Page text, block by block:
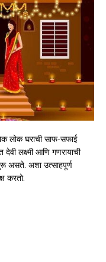
लोक घराची साफ-सफाई
लक्ष्मी आणि गणरायाची
असते. अशा उत्साहपूर्ण
करतो.